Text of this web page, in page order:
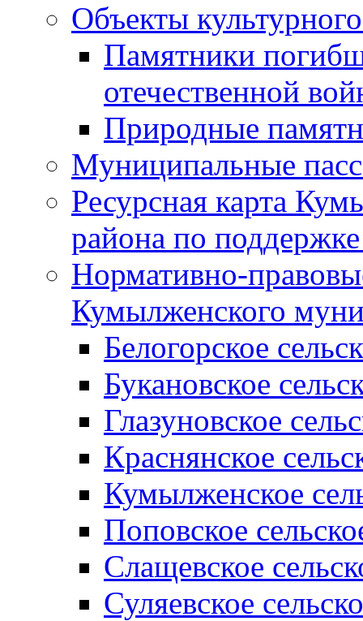
Объекты
Памятники
отечественной
Природные
Муниципальные
Ресурсная карта
района по
Нормативно-
Кумылженского
Белогорское
Букановское
Глазуновское
Краснянское
Кумылженское
Поповское
Слащевское
Суляевское